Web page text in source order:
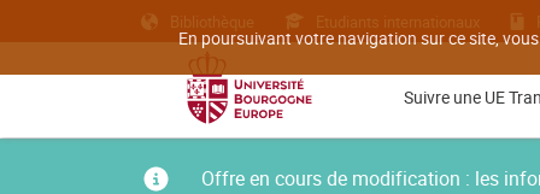
En poursuivant votre navigation sur ce site,
Bibliothèque Etudiants internationaux
Suivre une UE
Offre en cours de modification : les